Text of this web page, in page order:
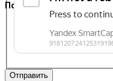
Поддержка
Отправить